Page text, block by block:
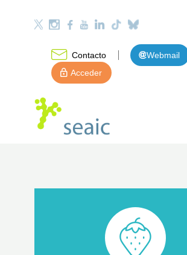
Contacto
Webmail
Acceder